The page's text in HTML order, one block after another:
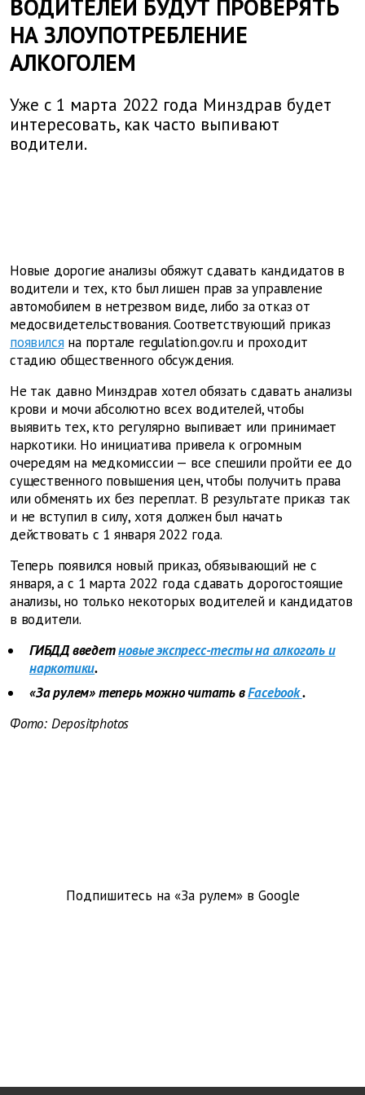
ВОДИТЕЛЕЙ БУДУТ ПРОВЕРЯТЬ
НА ЗЛОУПОТРЕБЛЕНИЕ
АЛКОГОЛЕМ
Уже с 1 марта 2022 года Минздрав будет
интересовать, как часто выпивают
водители.
Новые дорогие анализы обяжут сдавать кандидатов в
водители и тех, кто был лишен прав за управление
автомобилем в нетрезвом виде, либо за отказ от
медосвидетельствования. Соответствующий приказ
появилсяна портале regulation.gov.ru и проходит
стадию общественного обсуждения.
Не так давно Минздрав хотел обязать сдавать анализы
крови и мочи абсолютно всех водителей, чтобы
выявить тех, кто регулярно выпивает или принимает
наркотики. Но инициатива привела к огромным
очередям на медкомиссии — все спешили пройти ее до
существенного повышения цен, чтобы получить права
или обменять их без переплат. В результате приказ так
и не вступил в силу, хотя должен был начать
действовать с 1 января 2022 года.
Теперь появился новый приказ, обязывающий не с
января, а с 1 марта 2022 года сдавать дорогостоящие
анализы, но только некоторых водителей и кандидатов
в водители.
ГИБДД введетновые экспресс-тесты на алкоголь и
наркотики.
«За рулем» теперь можно читать вFacebook.
Фото: Depositphotos
Подпишитесь на «За рулем» в Google